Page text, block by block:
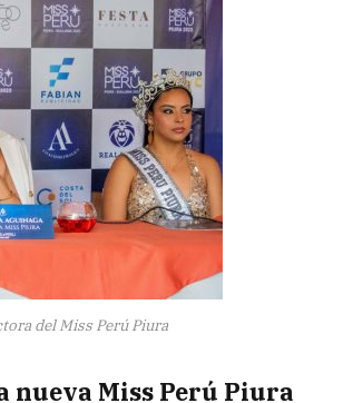
del Miss Perú Piura
nueva Miss Perú Piura